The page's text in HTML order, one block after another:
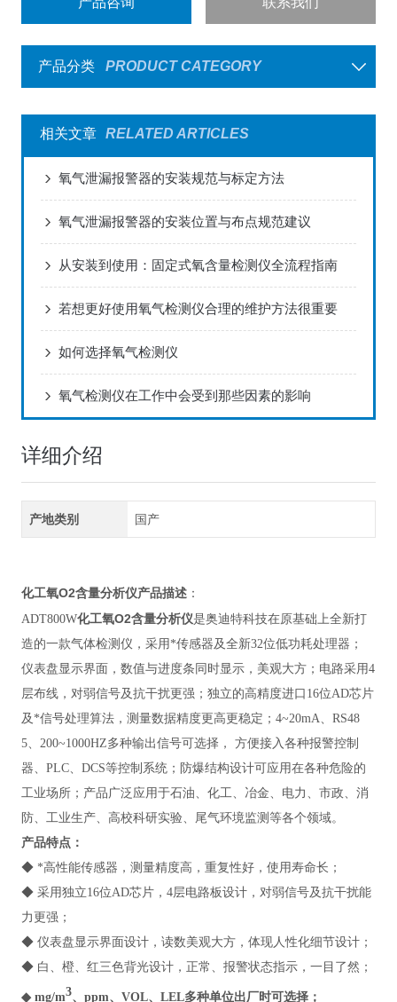
产品分类 PRODUCT CATEGORY
相关文章 RELATED ARTICLES
氧气泄漏报警器的安装规范与标定方法
氧气泄漏报警器的安装位置与布点规范建议
从安装到使用：固定式氧含量检测仪全流程指南
若想更好使用氧气检测仪合理的维护方法很重要
如何选择氧气检测仪
氧气检测仪在工作中会受到那些因素的影响
详细介绍
产地类别 国产
化工氧O2含量分析仪产品描述：
ADT800W化工氧O2含量分析仪是奥迪特科技在原基础上全新打
造的一款气体检测仪，采用*传感器及全新32位低功耗处理器；
仪表盘显示界面，数值与进度条同时显示，美观大方；电路采用4
层布线，对弱信号及抗干扰更强；独立的高精度进口16位AD芯片
及*信号处理算法，测量数据精度更高更稳定；4~20mA、RS48
5、200~1000HZ多种输出信号可选择， 方便接入各种报警控制
器、PLC、DCS等控制系统；防爆结构设计可应用在各种危险的
工业场所；产品广泛应用于石油、化工、冶金、电力、市政、消
防、工业生产、高校科研实验、尾气环境监测等各个领域。
产品特点：
◆ *高性能传感器，测量精度高，重复性好，使用寿命长；
◆ 采用独立16位AD芯片，4层电路板设计，对弱信号及抗干扰能
力更强；
◆ 仪表盘显示界面设计，读数美观大方，体现人性化细节设计；
◆ 白、橙、红三色背光设计，正常、报警状态指示，一目了然；
◆ mg/m3、ppm、VOL、LEL多种单位出厂时可选择；